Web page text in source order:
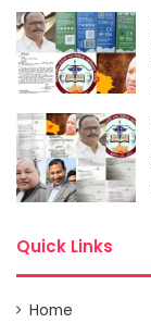
Quick Links
Home